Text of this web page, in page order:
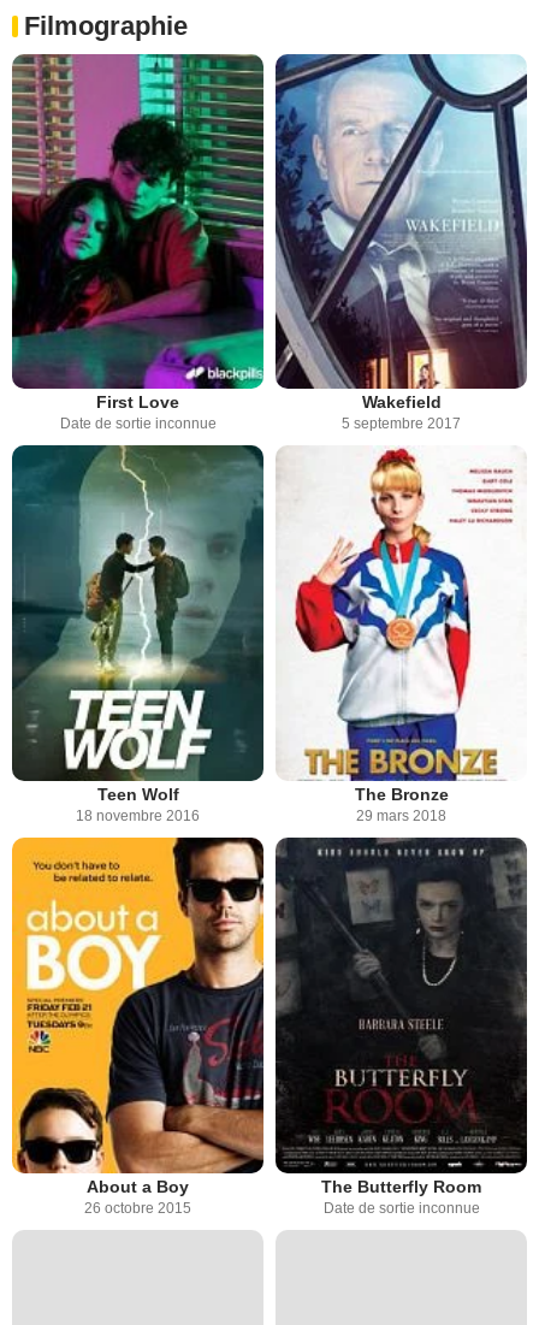
Filmographie
First Love
Date de sortie inconnue
Wakefield
5 septembre 2017
Teen Wolf
18 novembre 2016
The Bronze
29 mars 2018
About a Boy
26 octobre 2015
The Butterfly Room
Date de sortie inconnue